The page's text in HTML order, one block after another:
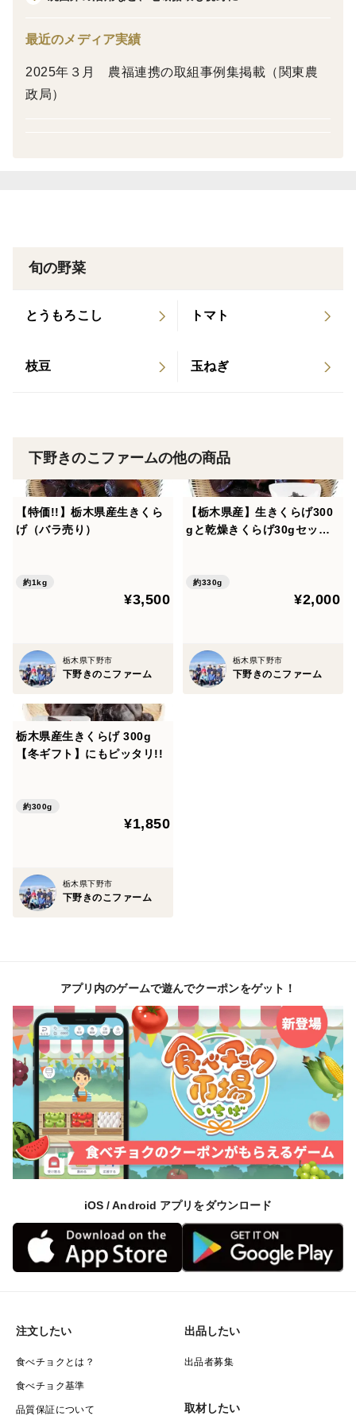
の成分（胞子や菌床由来）であり、カビではございませ
清潔な環境で菌床栽培しておりますため、菌床の一部が
自然に残る場合があります。
最近のメディア実績
2025年３月 農福連携の取組事例集掲載（関東農
政局）
旬の野菜
とうもろこし トマト
枝豆 玉ねぎ
下野きのこファームの他の商品
【特価!!】栃木県産生きくら
げ（バラ売り）
約1kg
¥3,500
栃木県下野市
下野きのこファーム
【栃木県産】生きくらげ300
gと乾燥きくらげ30gセット
約330g
¥2,000
栃木県下野市
下野きのこファーム
栃木県産生きくらげ 300g
【冬ギフト】にもピッタリ!!
約300g
¥1,850
栃木県下野市
下野きのこファーム
アプリ内のゲームで遊んでクーポンをゲット！
iOS / Android アプリをダウンロード
注文したい
食べチョクとは？
食べチョク基準
品質保証について
出品したい
出品者募集
取材したい